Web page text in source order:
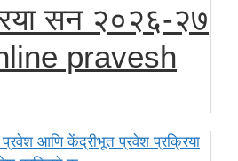
सन २०२६-२७
pravesh